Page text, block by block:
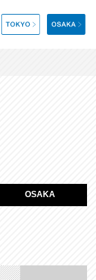
OSAKA